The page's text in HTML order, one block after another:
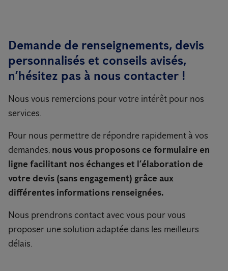
Demande de renseignements, devis
personnalisés et conseils avisés,
n’hésitez pas à nous contacter !
Nous vous remercions pour votre intérêt pour nos
services.
Pour nous permettre de répondre rapidement à vos
demandes, nous vous proposons ce formulaire en
ligne facilitant nos échanges et l’élaboration de
votre devis (sans engagement) grâce aux
différentes informations renseignées.
Nous prendrons contact avec vous pour vous
proposer une solution adaptée dans les meilleurs
délais.